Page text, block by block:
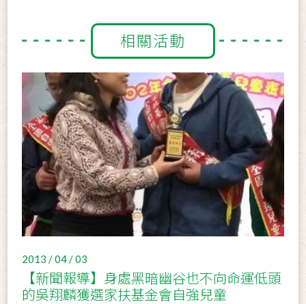
相關活動
2013 / 04 / 03
【新聞報導】身處黑暗幽谷也不向命運低頭
的吳翔麟獲選家扶基金會自強兒童